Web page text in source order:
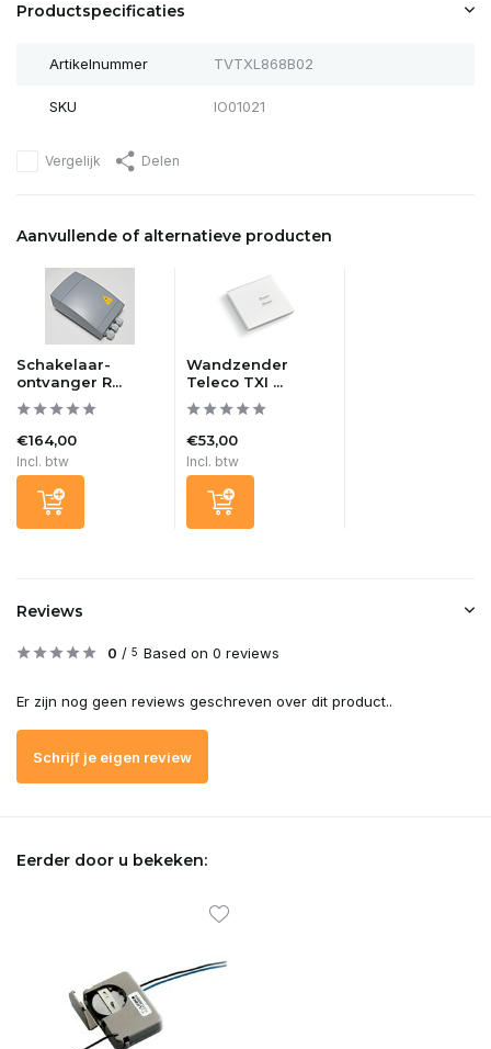
Productspecificaties
Artikelnummer TVTXL868B02
SKU IO01021
Vergelijk Delen
Aanvullende of alternatieve producten
Schakelaar-
ontvanger R...
€164,00
Incl. btw
Wandzender
Teleco TXI ...
€53,00
Incl. btw
Reviews
0 / 5 Based on 0 reviews
Er zijn nog geen reviews geschreven over dit product..
Schrijf je eigen review
Eerder door u bekeken: